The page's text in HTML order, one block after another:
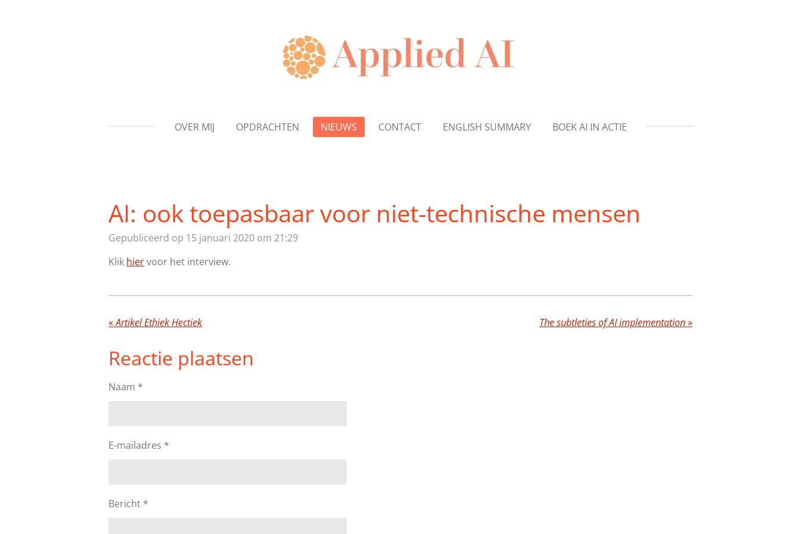
OVER MIJ OPDRACHTEN NIEUWS CONTACT ENGLISH SUMMARY BOEK AI IN ACTIE
AI: ook toepasbaar voor niet-technische mensen
Gepubliceerd op 15 januari 2020 om 21:29
Klik hiervoor het interview.
«Artikel Ethiek Hectiek The subtleties of AI implementation»
Reactie plaatsen
Naam *
E-mailadres *
Bericht *